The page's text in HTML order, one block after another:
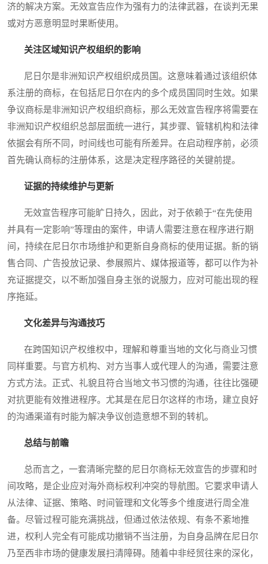
济的解决方案。无效宣告应作为强有力的法律武器，在谈判无果
或对方恶意明显时果断使用。
关注区域知识产权组织的影响
尼日尔是非洲知识产权组织成员国。这意味着通过该组织体
系注册的商标，在包括尼日尔在内的多个成员国同时生效。如果
争议商标是非洲知识产权组织商标，那么无效宣告程序将需要在
非洲知识产权组织总部层面统一进行，其步骤、管辖机构和法律
依据会有所不同，时间线也可能有所差异。在启动程序前，必须
首先确认商标的注册体系，这是决定程序路径的关键前提。
证据的持续维护与更新
无效宣告程序可能旷日持久，因此，对于依赖于“在先使用
并具有一定影响”等理由的案件，申请人需要注意在程序进行期
间，持续在尼日尔市场维护和更新自身商标的使用证据。新的销
售合同、广告投放记录、参展照片、媒体报道等，都可以作为补
充证据提交，以不断加强自身主张的说服力，应对可能出现的程
序拖延。
文化差异与沟通技巧
在跨国知识产权维权中，理解和尊重当地的文化与商业习惯
同样重要。与官方机构、对方当事人或代理人的沟通，需要注意
方式方法。正式、礼貌且符合当地文书习惯的沟通，往往比强硬
对抗更能有效推进程序。尤其是在尼日尔这样的市场，建立良好
的沟通渠道有时能为解决争议创造意想不到的转机。
总结与前瞻
总而言之，一套清晰完整的尼日尔商标无效宣告的步骤和时
间攻略，是企业应对海外商标权利冲突的导航图。它要求申请人
从法律、证据、策略、时间管理和文化等多个维度进行周全准
备。尽管过程可能充满挑战，但通过依法依规、有条不紊地推
进，权利人完全有可能成功撤销不当注册，为自身品牌在尼日尔
乃至西非市场的健康发展扫清障碍。随着中非经贸往来的深化，